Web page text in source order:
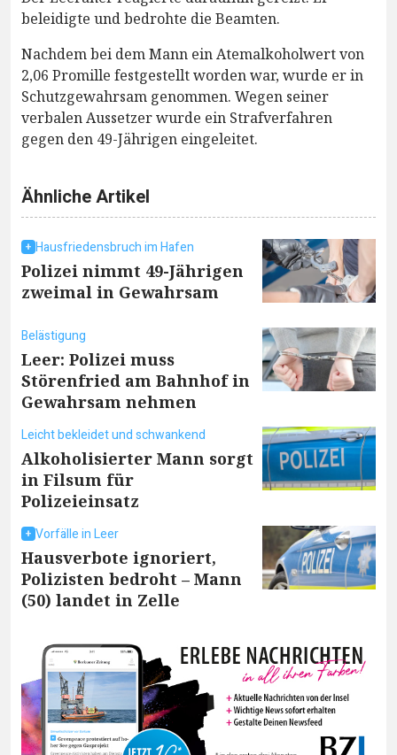
beleidigte und bedrohte die Beamten.
Nachdem bei dem Mann ein Atemalkoholwert von
2,06 Promille festgestellt worden war, wurde er in
Schutzgewahrsam genommen. Wegen seiner
verbalen Aussetzer wurde ein Strafverfahren
gegen den 49-Jährigen eingeleitet.
Ähnliche Artikel
Hausfriedensbruch im Hafen
Polizei nimmt 49-Jährigen
zweimal in Gewahrsam
Belästigung
Leer: Polizei muss
Störenfried am Bahnhof in
Gewahrsam nehmen
Leicht bekleidet und schwankend
Alkoholisierter Mann sorgt
in Filsum für
Polizeieinsatz
Vorfälle in Leer
Hausverbote ignoriert,
Polizisten bedroht – Mann
(50) landet in Zelle